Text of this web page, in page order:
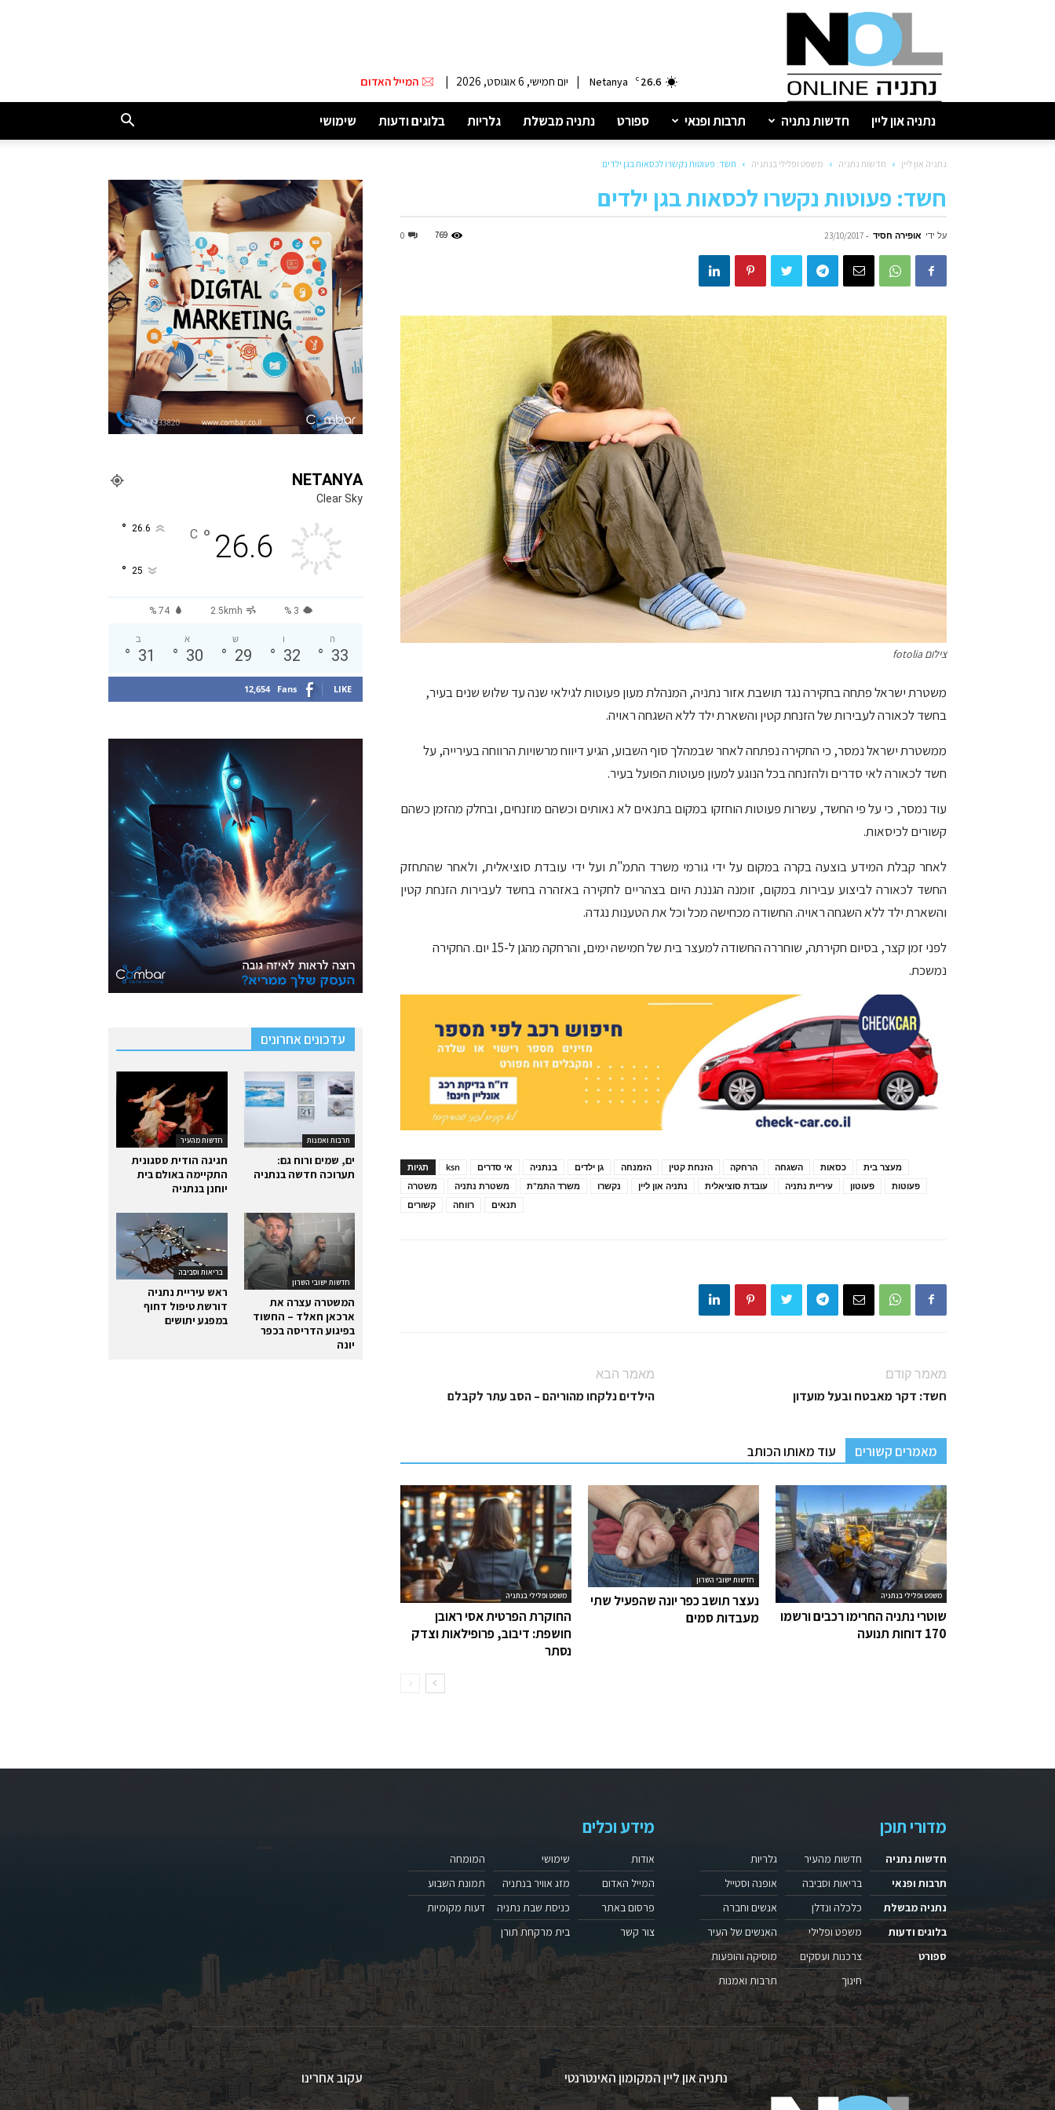
נתניה
26.6
C
Netanya
| יום חמישי, 6 אוגוסט, 2026 | המייל האדום
נתניה און ליין חדשות נתניה תרבות ופנאי ספורט נתניה מבשלת גלריות בלוגים ודעות שימושי
נתניה און ליין חדשות נתניה משפט ופלילי בנתניה חשד: פעוטות נקשרו לכסאות בגן ילדים
חשד: פעוטות נקשרו לכסאות בגן ילדים
על ידי אופירה חסיד -
23/10/2017
0 769
צילום fotolia
משטרת ישראל פתחה בחקירה נגד תושבת אזור נתניה, המנהלת מעון פעוטות לגילאי שנה עד שלוש שנים בעיר,
בחשד לכאורה לעבירות של הזנחת קטין והשארת ילד ללא השגחה ראויה.
ממשטרת ישראל נמסר, כי החקירה נפתחה לאחר שבמהלך סוף השבוע, הגיע דיווח מרשויות הרווחה בעירייה, על
חשד לכאורה לאי סדרים ולהזנחה בכל הנוגע למעון פעוטות הפועל בעיר.
עוד נמסר, כי על פי החשד, עשרות פעוטות הוחזקו במקום בתנאים לא נאותים וכשהם מוזנחים, ובחלק מהזמן כשהם
קשורים לכיסאות.
לאחר קבלת המידע בוצעה בקרה במקום על ידי גורמי משרד התמ"ת ועל ידי עובדת סוציאלית, ולאחר שהתחזק
החשד לכאורה לביצוע עבירות במקום, זומנה הגננת היום בצהריים לחקירה באזהרה בחשד לעבירות הזנחת קטין
והשארת ילד ללא השגחה ראויה. החשודה מכחישה מכל וכל את הטענות נגדה.
לפני זמן קצר, בסיום חקירתה, שוחררה החשודה למעצר בית של חמישה ימים, והרחקה מהגן ל-15 יום. החקירה
נמשכת.
תגיות ksn אי סדרים בנתניה גן ילדים הזמנחה הזנחת קטין הרחקה השגחה כסאות
מעצר בית
משטרה
משטרת נתניה משרד התמ"ת נקשרו נתניה און ליין עובדת סוציאלית עיריית נתניה פעוטון
פעוטות
קשורים
רווחה תנאים
מאמר קודם
חשד: דקר מאבטח ובעל מועדון
מאמר הבא
הילדים נלקחו מהוריהם – הסב עתר לקבלם
מאמרים קשורים עוד מאותו הכותב
משפט ופלילי בנתניה
החוקרת הפרטית אסי ראובן
חושפת: דיבוב, פרופילאות וצדק
נסתר
חדשות ישובי השרון
נעצר תושב כפר יונה שהפעיל שתי
מעבדות סמים
משפט ופלילי בנתניה
שוטרי נתניה החרימו רכבים ורשמו
170 דוחות תנועה
NETANYA
Clear Sky
26.6
°
C
26.6
°
25
°
74 % 2.5kmh 3 %
ה
33
°
ו
32
°
ש
29
°
א
30
°
ב
31
°
12,654 Fans LIKE
עדכונים אחרונים
חדשות מהעיר
חגיגה הודית ססגונית
התקיימה באולם בית
יוחנן בנתניה
תרבות ואמנות
ים, שמים ורוח גם:
תערוכה חדשה בנתניה
בריאות וסביבה
ראש עיריית נתניה
דורשת טיפול דחוף
במפגע יתושים
חדשות ישובי השרון
המשטרה עצרה את
ארכאן חאלד – החשוד
בפיגוע הדריסה בכפר
יונה
מדורי תוכן
חדשות נתניה
תרבות ופנאי
נתניה מבשלת
בלוגים ודעות
ספורט
חדשות מהעיר
בריאות וסביבה
כלכלה ונדלן
משפט ופלילי
צרכנות ועסקים
חינוך
גלריות
אופנה וסטייל
אנשים וחברה
האנשים של העיר
מוסיקה והופעות
תרבות ואמנות
מידע וכלים
אודות
המייל האדום
פרסום באתר
צור קשר
שימושי
מזג אוויר בנתניה
כניסת שבת נתניה
בית מרקחת תורן
המומחה
תמונת השבוע
דעות מקומיות
נתניה און ליין המקומון האינטרנטי עקוב אחרינו